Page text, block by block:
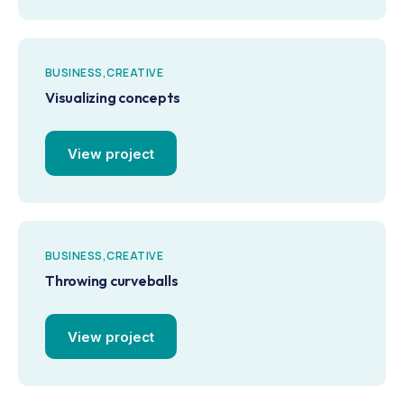
BUSINESS CREATIVE
Visualizing concepts
View project
BUSINESS CREATIVE
Throwing curveballs
View project